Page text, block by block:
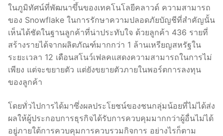
ในภูมิทัศน์ที่พัฒนาขึ้นของเทคโนโลยีคลาวด์ ความสามารถ
ของ Snowflake ในการรักษาความปลอดภัยบัญชีที่สำคัญนั้น
เห็นได้ชัดในฐานลูกค้าที่น่าประทับใจ ด้วยลูกค้า 436 รายที่
สร้างรายได้จากผลิตภัณฑ์มากกว่า 1 ล้านเหรียญสหรัฐใน
ระยะเวลา 12 เดือนสโนว์เฟลคแสดงความสามารถในการไม่
เพียง แต่จะขยายตัว แต่ยังขยายตัวภายในพอร์ตการลงทุน
ของลูกค้า
โดยทั่วไปการได้มาซึ่งผลประโยชน์ของชนกลุ่มน้อยที่ไม่ได้ส่ง
ผลให้ผู้ประกอบการธุรกิจได้รับการควบคุมมากกว่าผู้อื่นไม่ได้
อยู่ภายใต้การควบคุมการควบรวมกิจการ อย่างไรก็ตาม